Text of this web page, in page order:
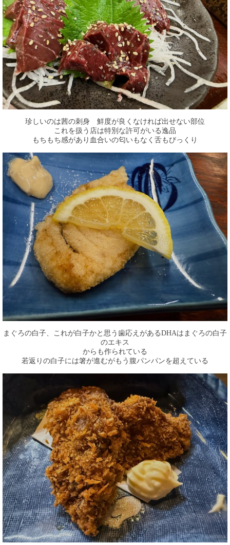
珍しいのは茜の刺身 鮮度が良くなければ出せない部位
これを扱う店は特別な許可がいる逸品
もちもち感があり血合いの匂いもなく舌もびっくり
まぐろの白子、これが白子かと思う歯応えがあるDHAはまぐろの白子
のエキス
からも作られている
若返りの白子には箸が進むがもう腹パンパンを超えている